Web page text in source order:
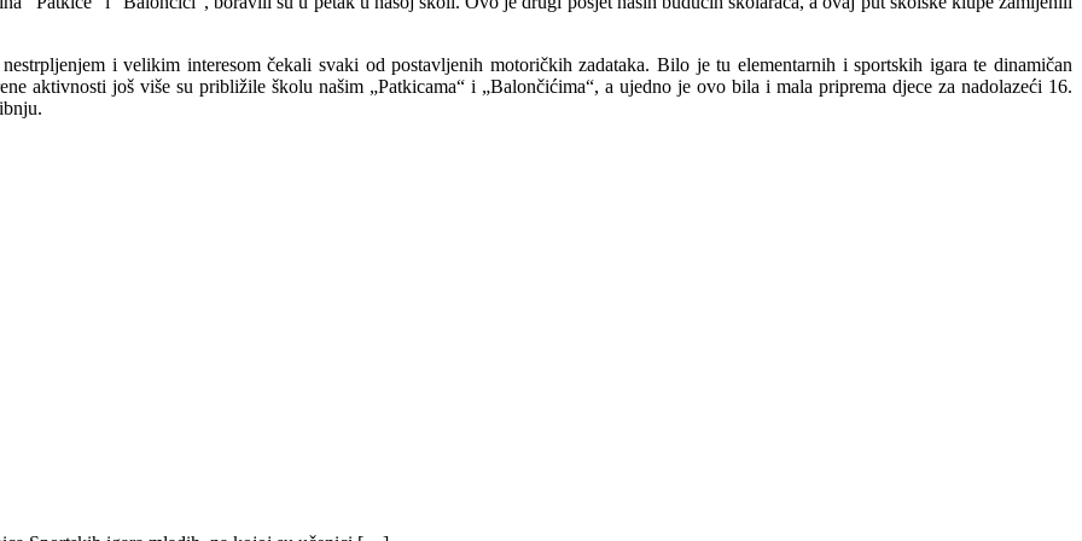
i velikim interesom čekali svaki od postavljenih motoričkih zadataka. Bilo je tu elementarnih i sportskih igara te dinamičan
aktivnosti još više su približile školu našim „Patkicama“ i „Balončićima“, a ujedno je ovo bila i mala priprema djece za nadolazeći 16.